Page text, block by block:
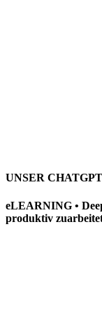
UNSER
eLEARNING •
produktiv